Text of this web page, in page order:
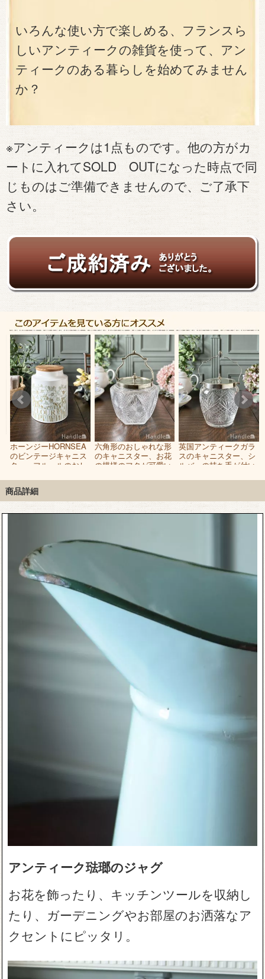
いろんな使い方で楽しめる、フランスら
しいアンティークの雑貨を使って、アン
ティークのある暮らしを始めてみません
か？
※アンティークは1点ものです。他の方がカ
ートに入れてSOLD OUTになった時点で同
じものはご準備できませんので、ご了承下
さい。
ホーンジーHORNSEA
のビンテージキャニス
ター、フルールのおし
（FLOUR）
六角形のおしゃれな形
のキャニスター、お花
の模様のフタが可愛い
英国アンティークガラ
スのキャニスター、シ
ルバーの持ち手が付い
商品詳細
アンティーク琺瑯のジャグ
お花を飾ったり、キッチンツールを収納し
たり、ガーデニングやお部屋のお洒落なア
クセントにピッタリ。